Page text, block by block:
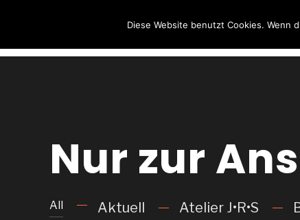
Nur zur
All Aktuell Atelier J•R•S
Diese Website benutzt Cookies. Wenn